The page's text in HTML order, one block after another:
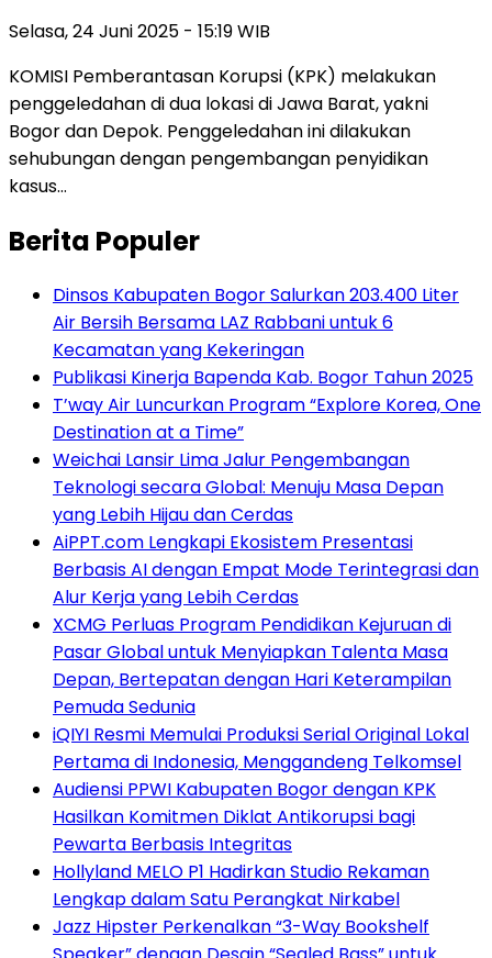
Selasa, 24 Juni 2025 - 15:19 WIB
KOMISI Pemberantasan Korupsi (KPK) melakukan
penggeledahan di dua lokasi di Jawa Barat, yakni
Bogor dan Depok. Penggeledahan ini dilakukan
sehubungan dengan pengembangan penyidikan
kasus…
Berita Populer
Dinsos Kabupaten Bogor Salurkan 203.400 Liter
Air Bersih Bersama LAZ Rabbani untuk 6
Kecamatan yang Kekeringan
Publikasi Kinerja Bapenda Kab. Bogor Tahun 2025
T’way Air Luncurkan Program “Explore Korea, One
Destination at a Time”
Weichai Lansir Lima Jalur Pengembangan
Teknologi secara Global: Menuju Masa Depan
yang Lebih Hijau dan Cerdas
AiPPT.com Lengkapi Ekosistem Presentasi
Berbasis AI dengan Empat Mode Terintegrasi dan
Alur Kerja yang Lebih Cerdas
XCMG Perluas Program Pendidikan Kejuruan di
Pasar Global untuk Menyiapkan Talenta Masa
Depan, Bertepatan dengan Hari Keterampilan
Pemuda Sedunia
iQIYI Resmi Memulai Produksi Serial Original Lokal
Pertama di Indonesia, Menggandeng Telkomsel
Audiensi PPWI Kabupaten Bogor dengan KPK
Hasilkan Komitmen Diklat Antikorupsi bagi
Pewarta Berbasis Integritas
Hollyland MELO P1 Hadirkan Studio Rekaman
Lengkap dalam Satu Perangkat Nirkabel
Jazz Hipster Perkenalkan “3-Way Bookshelf